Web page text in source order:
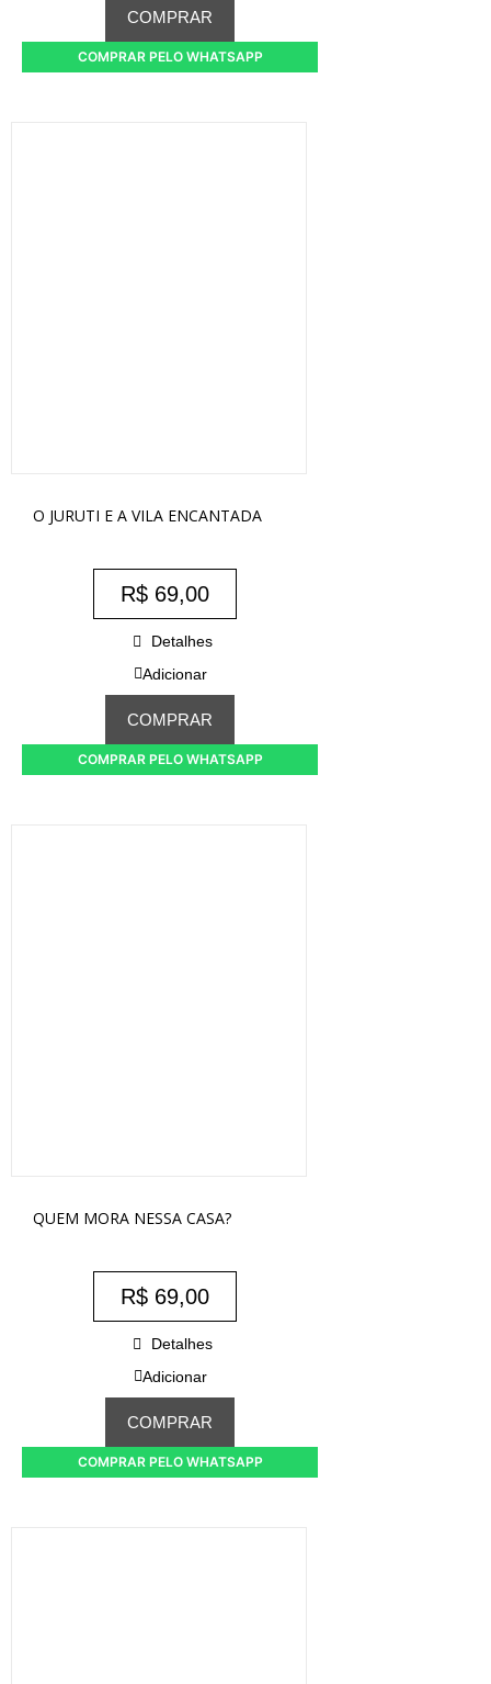
COMPRAR
COMPRAR PELO WHATSAPP
O JURUTI E A VILA ENCANTADA
R$69,00
Detalhes
Adicionar
COMPRAR
COMPRAR PELO WHATSAPP
QUEM MORA NESSA CASA?
R$69,00
Detalhes
Adicionar
COMPRAR
COMPRAR PELO WHATSAPP